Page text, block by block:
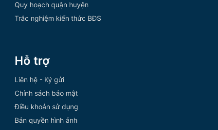
Quy hoạch quận huyện
Trắc nghiệm kiến thức BĐS
Hỗ trợ
Liên hệ - Ký gửi
Chính sách bảo mật
Điều khoản sử dụng
Bản quyền hình ảnh